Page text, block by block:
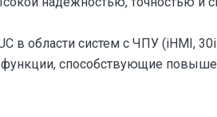
в области систем с ЧПУ (iHMI,
способствующие